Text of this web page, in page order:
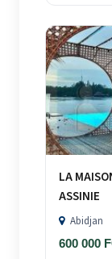
LA
ASSINIE
Abidjan
600 000